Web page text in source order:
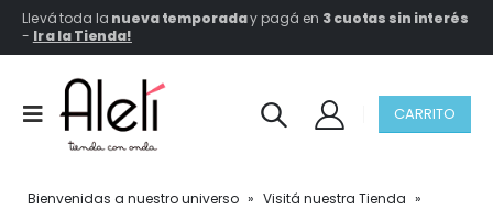
Llevá toda la nueva temporaday pagá en 3 cuotas sin interés
- Ir a la Tienda!
CARRITO
Bienvenidas a nuestro universo » Visitá nuestra Tienda »